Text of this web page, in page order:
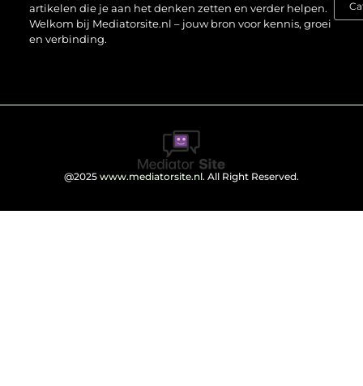
artikelen die je aan het denken zetten en verder helpen.
Welkom bij Mediatorsite.nl – jouw bron voor kennis, groei
en verbinding.
@2025 www.mediatorsite.nl. All Right Reserved.